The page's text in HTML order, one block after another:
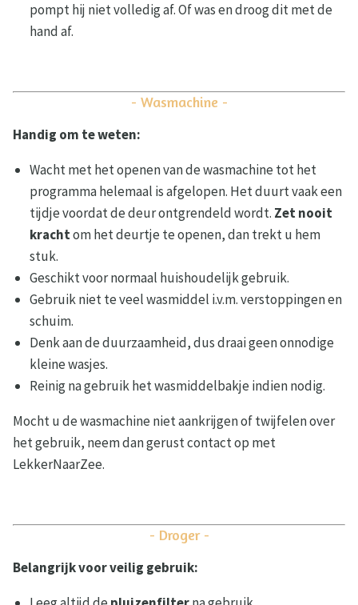
pompt hij niet volledig af. Of was en droog dit met de
hand af.
- Wasmachine -
Handig om te weten:
Wacht met het openen van de wasmachine tot het
programma helemaal is afgelopen. Het duurt vaak een
tijdje voordat de deur ontgrendeld wordt. Zet nooit
krachtom het deurtje te openen, dan trekt u hem
stuk.
Geschikt voor normaal huishoudelijk gebruik.
Gebruik niet te veel wasmiddel i.v.m. verstoppingen en
schuim.
Denk aan de duurzaamheid, dus draai geen onnodige
kleine wasjes.
Reinig na gebruik het wasmiddelbakje indien nodig.
Mocht u de wasmachine niet aankrijgen of twijfelen over
het gebruik, neem dan gerust contact op met
LekkerNaarZee.
- Droger -
Belangrijk voor veilig gebruik: